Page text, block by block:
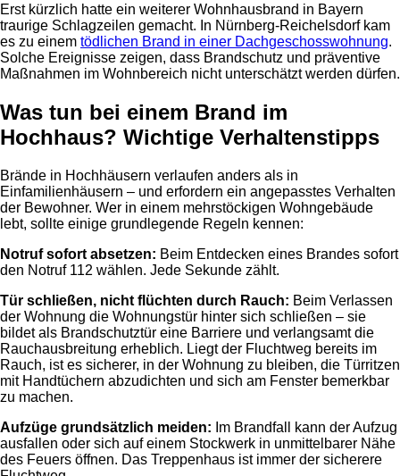
Erst kürzlich hatte ein weiterer Wohnhausbrand in Bayern
traurige Schlagzeilen gemacht. In Nürnberg-Reichelsdorf kam
es zu einem tödlichen Brand in einer Dachgeschosswohnung.
Solche Ereignisse zeigen, dass Brandschutz und präventive
Maßnahmen im Wohnbereich nicht unterschätzt werden dürfen.
Was tun bei einem Brand im
Hochhaus? Wichtige Verhaltenstipps
Brände in Hochhäusern verlaufen anders als in
Einfamilienhäusern – und erfordern ein angepasstes Verhalten
der Bewohner. Wer in einem mehrstöckigen Wohngebäude
lebt, sollte einige grundlegende Regeln kennen:
Notruf sofort absetzen: Beim Entdecken eines Brandes sofort
den Notruf 112 wählen. Jede Sekunde zählt.
Tür schließen, nicht flüchten durch Rauch: Beim Verlassen
der Wohnung die Wohnungstür hinter sich schließen – sie
bildet als Brandschutztür eine Barriere und verlangsamt die
Rauchausbreitung erheblich. Liegt der Fluchtweg bereits im
Rauch, ist es sicherer, in der Wohnung zu bleiben, die Türritzen
mit Handtüchern abzudichten und sich am Fenster bemerkbar
zu machen.
Aufzüge grundsätzlich meiden: Im Brandfall kann der Aufzug
ausfallen oder sich auf einem Stockwerk in unmittelbarer Nähe
des Feuers öffnen. Das Treppenhaus ist immer der sicherere